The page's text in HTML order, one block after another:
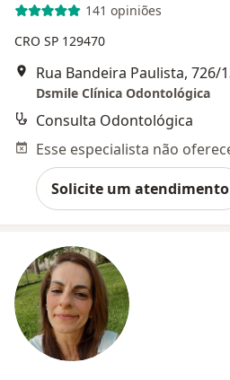
141 opiniões
CRO SP 129470
Dsmile Clínica Odontológica
Consulta Odontológica
Solicite um atendimento